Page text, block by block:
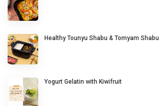
Healthy Tounyu Shabu & Tomyam Shabu
Yogurt Gelatin with Kiwifruit